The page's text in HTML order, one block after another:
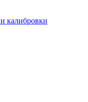
калибровки